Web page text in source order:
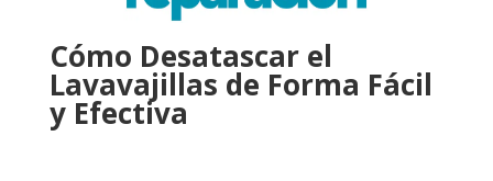
Cómo Desatascar el
Lavavajillas de Forma Fácil
y Efectiva